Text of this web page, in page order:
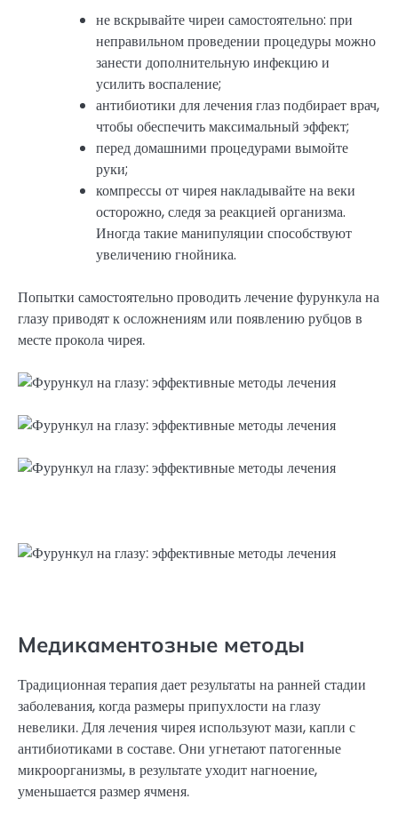
не вскрывайте чиреи самостоятельно: при
неправильном проведении процедуры можно
занести дополнительную инфекцию и
усилить воспаление;
антибиотики для лечения глаз подбирает врач,
чтобы обеспечить максимальный эффект;
перед домашними процедурами вымойте
руки;
компрессы от чирея накладывайте на веки
осторожно, следя за реакцией организма.
Иногда такие манипуляции способствуют
увеличению гнойника.
Попытки самостоятельно проводить лечение фурункула на
глазу приводят к осложнениям или появлению рубцов в
месте прокола чирея.
Медикаментозные методы
Традиционная терапия дает результаты на ранней стадии
заболевания, когда размеры припухлости на глазу
невелики. Для лечения чирея используют мази, капли с
антибиотиками в составе. Они угнетают патогенные
микроорганизмы, в результате уходит нагноение,
уменьшается размер ячменя.